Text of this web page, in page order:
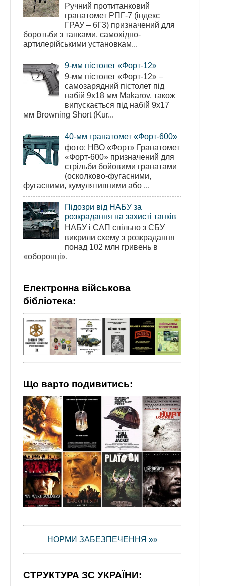
Ручний протитанковий
гранатомет РПГ-7 (індекс
ГРАУ – 6Г3) призначений для
боротьби з танками, самохідно-
артилерійськими установкам...
9-мм пістолет «Форт-12»
9-мм пістолет «Форт-12» –
самозарядний пістолет під
набій 9х18 мм Makarov, також
випускається під набій 9х17
мм Browning Short (Kur...
40-мм гранатомет «Форт-600»
фото: НВО «Форт» Гранатомет
«Форт-600» призначений для
стрільби бойовими гранатами
(осколково-фугасними,
фугасними, кумулятивними або ...
Підозри від НАБУ за
розкрадання на захисті танків
НАБУ і САП спільно з СБУ
викрили схему з розкрадання
понад 102 млн гривень в
«оборонці».
Електронна військова
бібліотека:
Що варто подивитись:
НОРМИ ЗАБЕЗПЕЧЕННЯ »»
СТРУКТУРА ЗС УКРАЇНИ: